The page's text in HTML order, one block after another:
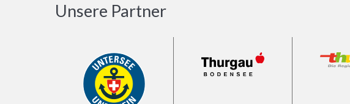
Unsere Partner